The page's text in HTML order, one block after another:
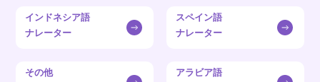
インドネシア語
ナレーター
スペイン語
ナレーター
その他
アラビア語